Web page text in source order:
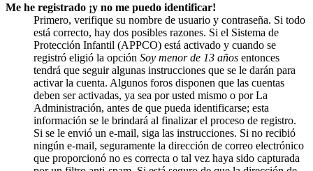
Me he registrado ¡y no me puedo identificar!
Primero, verifique su nombre de usuario y contraseña. Si todo
está correcto, hay dos posibles razones. Si el Sistema de
Protección Infantil (APPCO) está activado y cuando se
registró eligió la opción Soy menor de 13 años entonces
tendrá que seguir algunas instrucciones que se le darán para
activar la cuenta. Algunos foros disponen que las cuentas
deben ser activadas, ya sea por usted mismo o por La
Administración, antes de que pueda identificarse; esta
información se le brindará al finalizar el proceso de registro.
Si se le envió un e-mail, siga las instrucciones. Si no recibió
ningún e-mail, seguramente la dirección de correo electrónico
que proporcionó no es correcta o tal vez haya sido capturada